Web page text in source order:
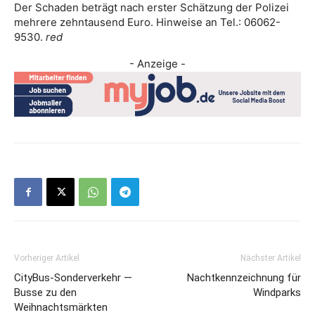
Der Schaden beträgt nach erster Schätzung der Polizei
mehrere zehntausend Euro. Hinweise an Tel.: 06062-
9530. red
- Anzeige -
Vorheriger Artikel
CityBus-Sonderverkehr —
Busse zu den
Weihnachtsmärkten
Nächster Artikel
Nachtkennzeichnung für
Windparks